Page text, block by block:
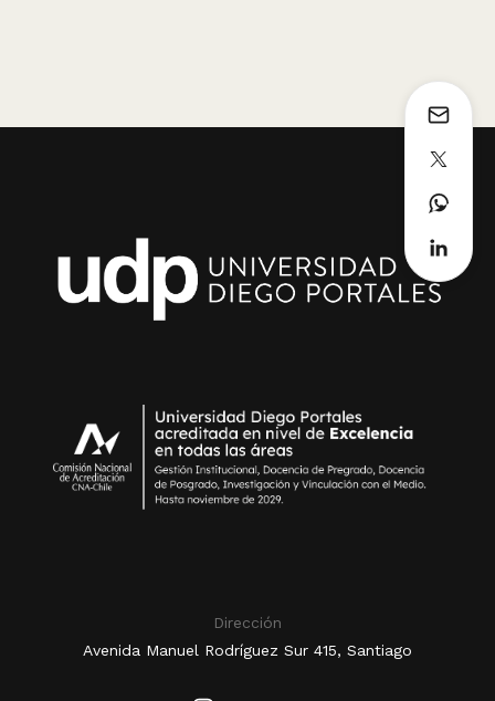
Dirección
Avenida Manuel Rodríguez Sur 415, Santiago